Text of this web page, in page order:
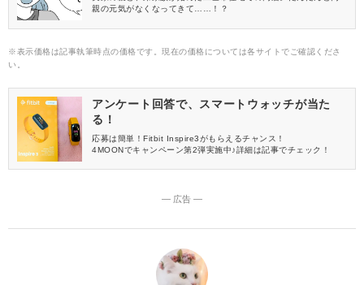
親の元気がなくなってきて……！？
※表示価格は記事執筆時点の価格です。現在の価格については各サイトでご確認くださ
い。
アンケート回答で、スマートウォッチが当た
る！
応募は簡単！Fitbit Inspire3がもらえるチャンス！
4MOONでキャンペーン第2弾実施中♪詳細は記事でチェック！
― 広告 ―